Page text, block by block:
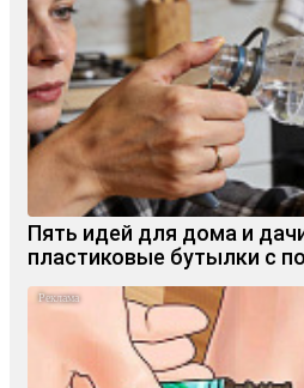
Пять идей для дома и
пластиковые бутылки с